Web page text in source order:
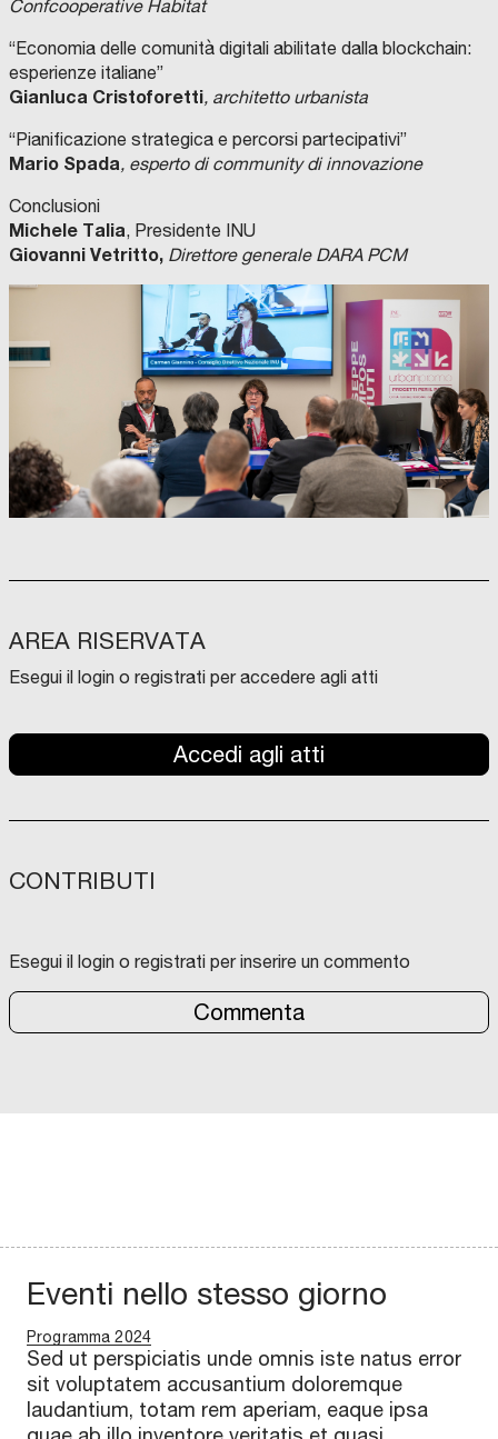
Confcooperative Habitat
“Economia delle comunità digitali abilitate dalla blockchain:
esperienze italiane”
Gianluca Cristoforetti, architetto urbanista
“Pianificazione strategica e percorsi partecipativi”
Mario Spada, esperto di community di innovazione
Conclusioni
Michele Talia, Presidente INU
Giovanni Vetritto, Direttore generale DARA PCM
AREA RISERVATA
Esegui il login o registrati per accedere agli atti
Accedi agli atti
CONTRIBUTI
Esegui il login o registrati per inserire un commento
Commenta
Eventi nello stesso giorno
Programma 2024
Sed ut perspiciatis unde omnis iste natus error
sit voluptatem accusantium doloremque
laudantium, totam rem aperiam, eaque ipsa